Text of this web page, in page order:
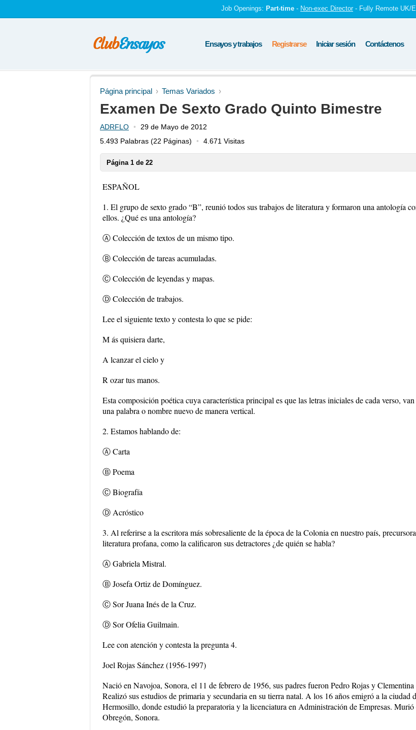
Job Openings: Part-time - Non-exec Director - Fully Remote UK/
Ensayos y trabajos Registrarse Iniciar sesión Contáctenos
Página principal Temas Variados
Examen De Sexto Grado Quinto Bimestre
ADRFLO
29 de Mayo de 2012
5.493 Palabras (22 Páginas) 4.671 Visitas
Página 1 de 22
ESPAÑOL
1. El grupo de sexto grado “B”, reunió todos sus trabajos de literatura y formaron una antología
ellos. ¿Qué es una antología?
Ⓐ Colección de textos de un mismo tipo.
Ⓑ Colección de tareas acumuladas.
Ⓒ Colección de leyendas y mapas.
Ⓓ Colección de trabajos.
Lee el siguiente texto y contesta lo que se pide:
M ás quisiera darte,
A lcanzar el cielo y
R ozar tus manos.
Esta composición poética cuya característica principal es que las letras iniciales de cada verso,
una palabra o nombre nuevo de manera vertical.
2. Estamos hablando de:
Ⓐ Carta
Ⓑ Poema
Ⓒ Biografía
Ⓓ Acróstico
3. Al referirse a la escritora más sobresaliente de la época de la Colonia en nuestro país,
literatura profana, como la calificaron sus detractores ¿de quién se habla?
Ⓐ Gabriela Mistral.
Ⓑ Josefa Ortiz de Domínguez.
Ⓒ Sor Juana Inés de la Cruz.
Ⓓ Sor Ofelia Guilmain.
Lee con atención y contesta la pregunta 4.
Joel Rojas Sánchez (1956-1997)
Nació en Navojoa, Sonora, el 11 de febrero de 1956, sus padres fueron Pedro Rojas y Clementina
Realizó sus estudios de primaria y secundaria en su tierra natal. A los 16 años emigró a la ciudad
Hermosillo, donde estudió la preparatoria y la licenciatura en Administración de Empresas. Murió
Obregón, Sonora.